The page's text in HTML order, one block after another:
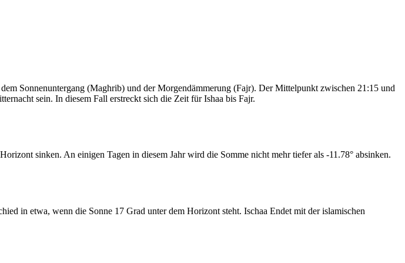
Sonnenuntergang (Maghrib) und der Morgendämmerung (Fajr). Der Mittelpunkt zwischen 21:15 und
sein. In diesem Fall erstreckt sich die Zeit für Ishaa bis Fajr.
sinken. An einigen Tagen in diesem Jahr wird die Somme nicht mehr tiefer als -11.78° absinken.
in etwa, wenn die Sonne 17 Grad unter dem Horizont steht. Ischaa Endet mit der islamischen